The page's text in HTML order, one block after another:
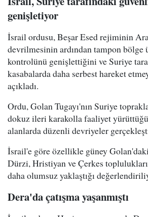
genişletiyor
İsrail ordusu, Beşar Esed rejiminin
devrilmesinin ardından tampon bölge
kontrolünü genişlettiğini ve Suriye
kasabalarda daha serbest hareket
açıkladı.
Ordu, Golan Tugayı'nın Suriye
dokuz ileri karakolla faaliyet
alanlarda düzenli devriyeler
İsrail'e göre özellikle güney
Dürzi, Hristiyan ve Çerkes
daha olumsuz yaklaştığı
Dera'da çatışma yaşanmıştı